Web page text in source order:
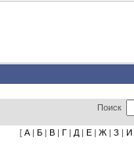
Поиск
[ А | Б | В | Г | Д | Е | Ж | З | И